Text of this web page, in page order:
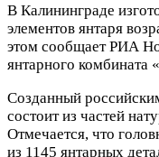
В Калининграде
элементов янтаря
этом сообщает РИА
янтарного комбината
Созданный
состоит из частей
Отмечается, что
из 1145 янтарных